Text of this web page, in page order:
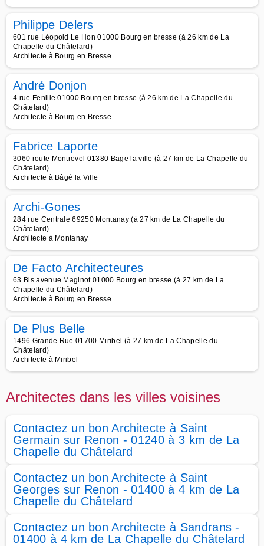
Philippe Delers
601 rue Léopold Le Hon 01000 Bourg en bresse (à 26 km de La
Chapelle du Châtelard)
Architecte à Bourg en Bresse
André Donjon
4 rue Fenille 01000 Bourg en bresse (à 26 km de La Chapelle du
Châtelard)
Architecte à Bourg en Bresse
Fabrice Laporte
3060 route Montrevel 01380 Bage la ville (à 27 km de La Chapelle du
Châtelard)
Architecte à Bâgé la Ville
Archi-Gones
284 rue Centrale 69250 Montanay (à 27 km de La Chapelle du
Châtelard)
Architecte à Montanay
De Facto Architecteures
63 Bis avenue Maginot 01000 Bourg en bresse (à 27 km de La
Chapelle du Châtelard)
Architecte à Bourg en Bresse
De Plus Belle
1496 Grande Rue 01700 Miribel (à 27 km de La Chapelle du
Châtelard)
Architecte à Miribel
Architectes dans les villes voisines
Contactez un bon Architecte à Saint
Germain sur Renon - 01240 à 3 km de La
Chapelle du Châtelard
Contactez un bon Architecte à Saint
Georges sur Renon - 01400 à 4 km de La
Chapelle du Châtelard
Contactez un bon Architecte à Sandrans -
01400 à 4 km de La Chapelle du Châtelard